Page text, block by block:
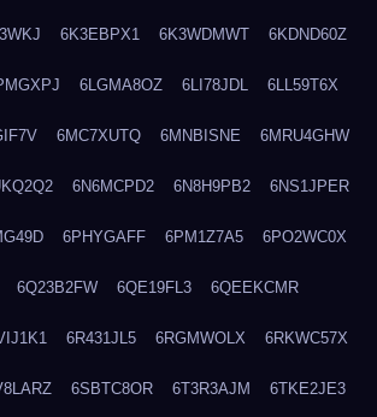
6K3EBPX1 6K3WDMWT 6KDND60Z
6LGMA8OZ 6LI78JDL 6LL59T6X
6MC7XUTQ 6MNBISNE 6MRU4GHW
6N6MCPD2 6N8H9PB2 6NS1JPER
6PHYGAFF 6PM1Z7A5 6PO2WC0X
6Q23B2FW 6QE19FL3 6QEEKCMR
6R431JL5 6RGMWOLX 6RKWC57X
6SBTC8OR 6T3R3AJM 6TKE2JE3